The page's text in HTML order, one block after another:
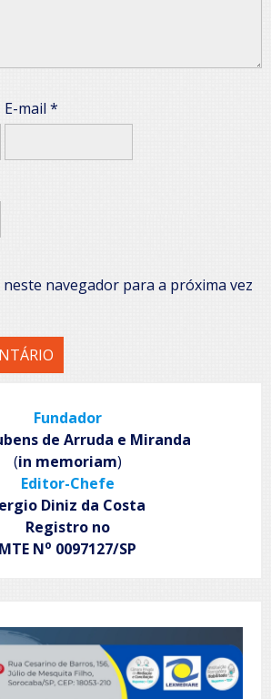
E-mail *
navegador para a próxima vez
Fundador
de Arruda e Miranda
(in memoriam)
Editor-Chefe
Diniz da Costa
Registro no
MTE No 0097127/SP